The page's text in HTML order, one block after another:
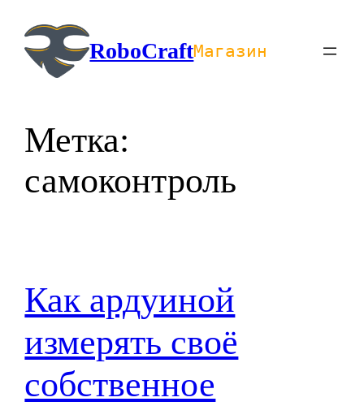
содержимомуRoboCraftМагазин
Метка:
самоконтроль
Как ардуиной
измерять своё
собственное